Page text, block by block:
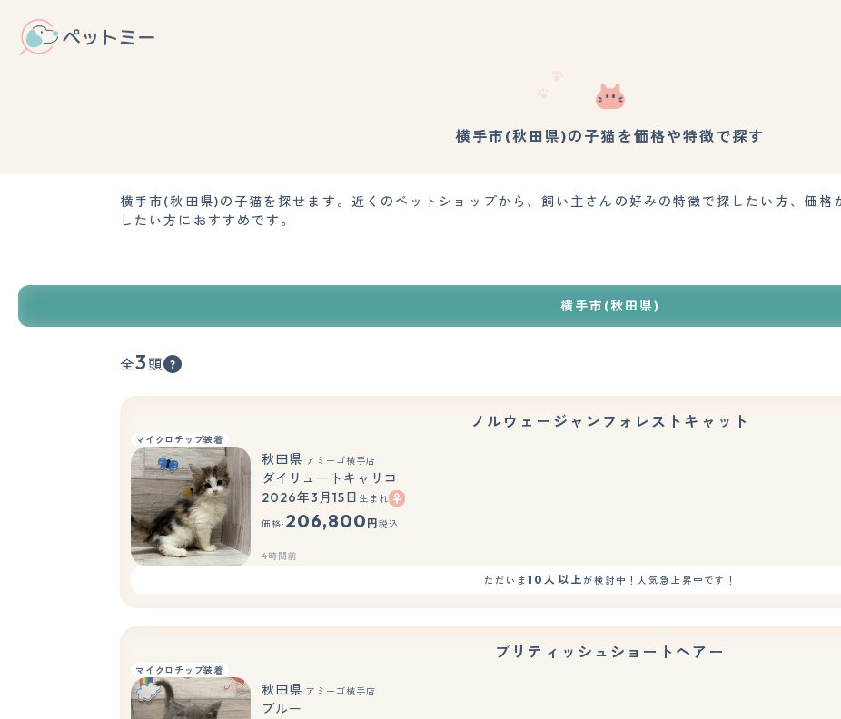
横手市(秋田県)の子猫を価格や特徴で探す
横手市(秋田県)の子猫を探せます。近くのペットショップから、飼い主さんの好みの特徴で探したい方、価格
したい方におすすめです。
横手市(秋田県)
全3 頭
ノルウェージャンフォレストキャット
マイクロチップ装着
秋田県 アミーゴ横手店
ダイリュートキャリコ
2026年3月15日 生まれ
価格: 206,800 円 税込
4時間前
ただいま10人以上が検討中！人気急上昇中です！
ブリティッシュショートヘアー
マイクロチップ装着
秋田県 アミーゴ横手店
ブルー